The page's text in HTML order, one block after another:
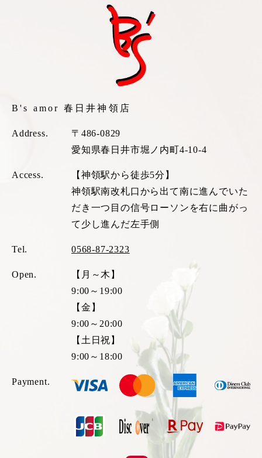
B's amor 春日井神領店
Address.
〒486-0829
愛知県春日井市堀ノ内町4-10-4
Access.
【神領駅から徒歩5分】
神領駅南改札口から出て南に進んでいた
だき一つ目の信号ローソンを右に曲がっ
て少し進んだ左手側
Tel. 0568-87-2323
Open.
【月～木】
9:00～19:00
【金】
9:00～20:00
【土日祝】
9:00～18:00
Payment.